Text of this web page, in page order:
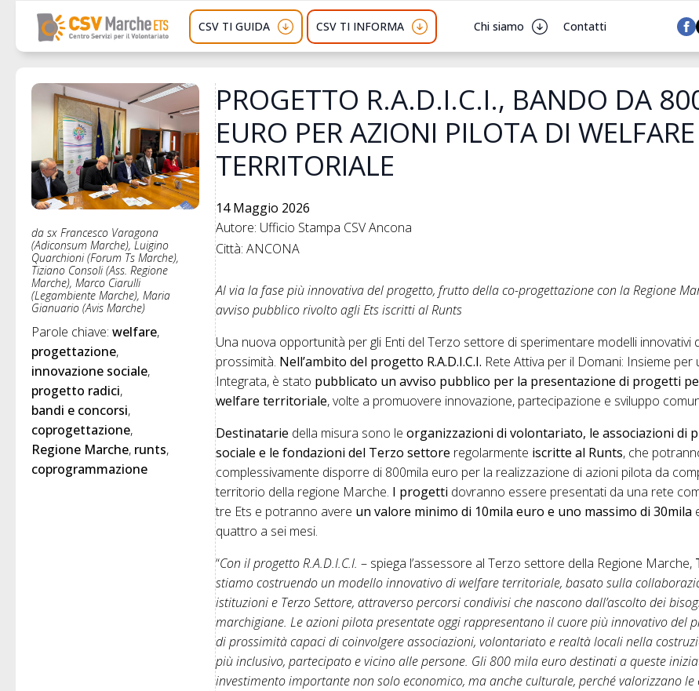
CSV TI GUIDA CSV TI INFORMA Chi siamo Contatti
da sx Francesco Varagona
(Adiconsum Marche), Luigino
Quarchioni (Forum Ts Marche),
Tiziano Consoli (Ass. Regione
Marche), Marco Ciarulli
(Legambiente Marche), Maria
Gianuario (Avis Marche)
Parole chiave: welfare
progettazione
innovazione sociale
progetto radici
bandi e concorsi
coprogettazione
Regione Marche runts
coprogrammazione
PROGETTO R.A.D.I.C.I., BANDO DA
EURO PER AZIONI PILOTA DI WELFARE
TERRITORIALE
14 Maggio 2026
Autore: Ufficio Stampa CSV Ancona
Città: ANCONA
Al via la fase più innovativa del progetto, frutto della co-progettazione con la Regione
avviso pubblico rivolto agli Ets iscritti al Runts
Una nuova opportunità per gli Enti del Terzo settore di sperimentare modelli innovativi
prossimità. Nell’ambito del progetto R.A.D.I.C.I. Rete Attiva per il Domani: Insieme per
Integrata, è stato pubblicato un avviso pubblico per la presentazione di progetti
welfare territoriale, volte a promuovere innovazione, partecipazione e sviluppo
Destinatarie della misura sono leorganizzazioni di volontariato, le associazioni di
sociale e le fondazioni del Terzo settore regolarmente iscritte al Runts, che
complessivamente disporre di 800mila euro per la realizzazione di azioni pilota da
territorio della regione Marche. I progetti dovranno essere presentati da una rete
tre Ets e potranno avere un valore minimo di 10mila euro e uno massimo di 30mila
quattro a sei mesi.
“Con il progetto R.A.D.I.C.I.– spiega l’assessore al Terzo settore della Regione Marche,
stiamo costruendo un modello innovativo di welfare territoriale, basato sulla
istituzioni e Terzo Settore, attraverso percorsi condivisi che nascono dall’ascolto dei
marchigiane. Le azioni pilota presentate oggi rappresentano il cuore più innovativo del
di prossimità capaci di coinvolgere associazioni, volontariato e realtà locali nella
più inclusivo, partecipato e vicino alle persone. Gli 800 mila euro destinati a queste
investimento importante non solo economico, ma anche culturale, perché valorizzano le